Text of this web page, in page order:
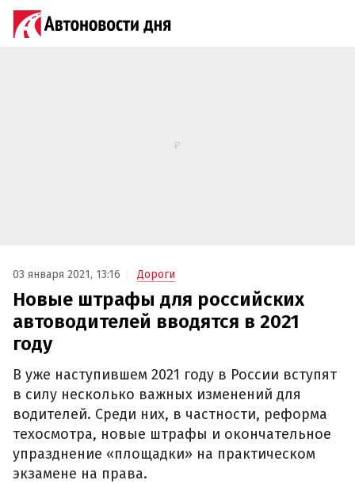
03 января 2021, 13:16 Дороги
Новые штрафы для российских
автоводителей вводятся в 2021
году
В уже наступившем 2021 году в России вступят
в силу несколько важных изменений для
водителей. Среди них, в частности, реформа
техосмотра, новые штрафы и окончательное
упразднение «площадки» на практическом
экзамене на права.